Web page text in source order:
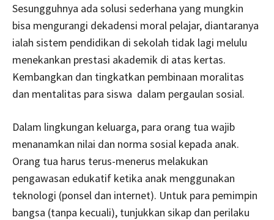
Sesungguhnya ada solusi sederhana yang mungkin
bisa mengurangi dekadensi moral pelajar, diantaranya
ialah sistem pendidikan di sekolah tidak lagi melulu
menekankan prestasi akademik di atas kertas.
Kembangkan dan tingkatkan pembinaan moralitas
dan mentalitas para siswa dalam pergaulan sosial.
Dalam lingkungan keluarga, para orang tua wajib
menanamkan nilai dan norma sosial kepada anak.
Orang tua harus terus-menerus melakukan
pengawasan edukatif ketika anak menggunakan
teknologi (ponsel dan internet). Untuk para pemimpin
bangsa (tanpa kecuali), tunjukkan sikap dan perilaku